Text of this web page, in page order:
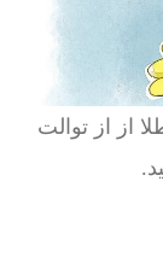
از از توالت